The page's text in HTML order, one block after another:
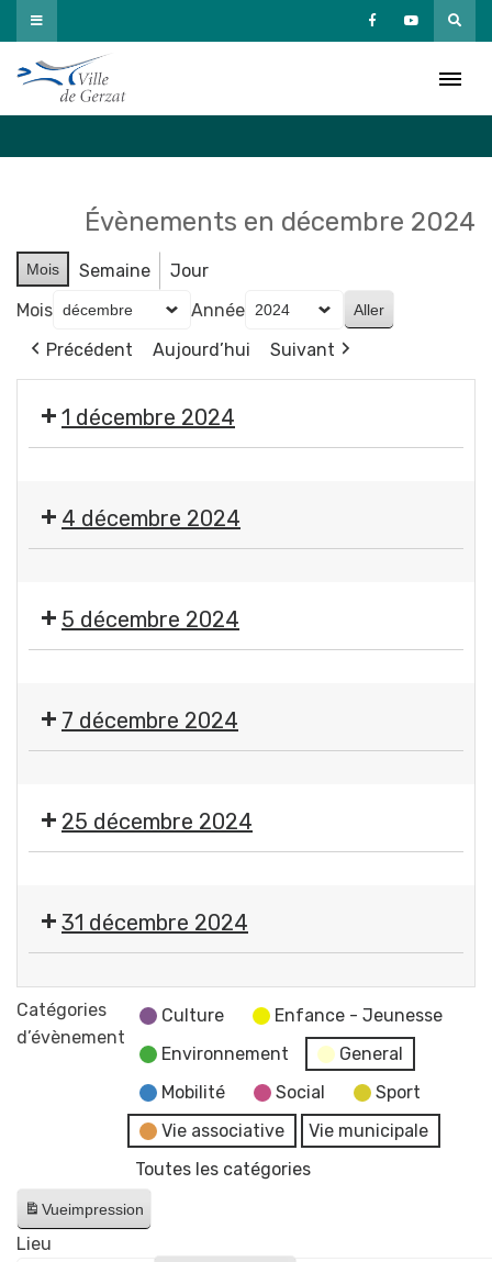
Passer
au
contenu
Évènements en décembre 2024
Mois Semaine
Jour
Mois
Année
Précédent
Aujourd’hui Suivant
1 décembre 2024
de
Noël
des
Fêtes
4 décembre 2024
des
illuminations
5 décembre 2024
du
5
7 décembre 2024
CASG
Rugby
25 décembre 2024
Noël
-
Fermeture
des
services
31 décembre 2024
Réveillon
du
Jumelage
🎉
Catégories
d’évènement
Culture
Enfance - Jeunesse
Environnement
General
Mobilité
Social
Sport
Vie associative
Vie municipale
Toutes les catégories
Vueimpression
Lieu